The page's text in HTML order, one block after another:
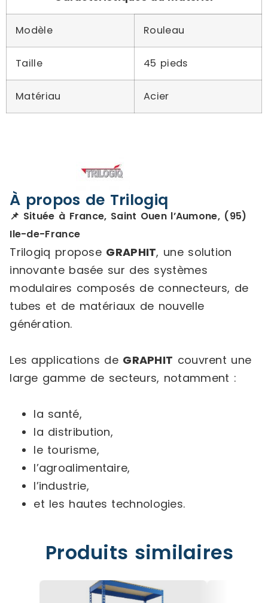
Modèle Rouleau
Taille 45 pieds
Matériau Acier
À propos de Trilogiq
📌 Située à France, Saint Ouen l’Aumone, (95)
Ile-de-France
Trilogiq propose GRAPHIT, une solution
innovante basée sur des systèmes
modulaires composés de connecteurs, de
tubes et de matériaux de nouvelle
génération.
Les applications de GRAPHIT couvrent une
large gamme de secteurs, notamment :
la santé,
la distribution,
le tourisme,
l’agroalimentaire,
l’industrie,
et les hautes technologies.
Produits similaires